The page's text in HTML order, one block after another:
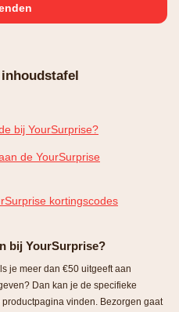
bij YourSurprise?
de YourSurprise
kortingscodes
bij YourSurprise?
je meer dan €50 uitgeeft aan
Dan kan je de specifieke
vinden. Bezorgen gaat